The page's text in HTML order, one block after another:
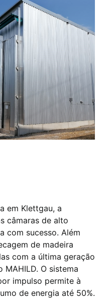
em Klettgau, a
câmaras de alto
com sucesso. Além
de madeira
com a última geração
O sistema
impulso permite à
de energia até 50%.